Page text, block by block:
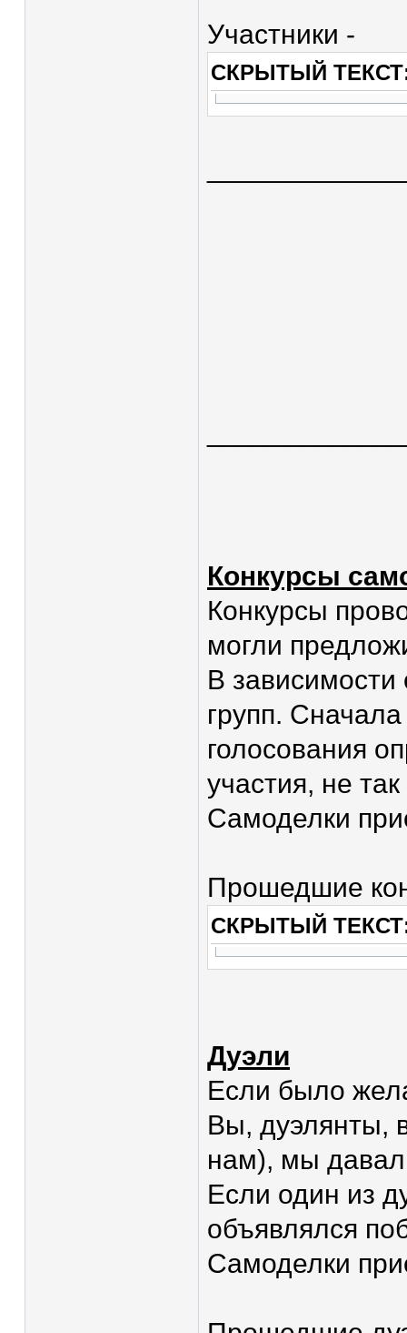
Участники -
СКРЫТЫЙ
Конкурсы
Конкурсы
могли
В зависимости
групп.
голосования
участия, не
Самоделки
Прошедшие
СКРЫТЫЙ
Дуэли
Если было
Вы, дуэлянты,
нам), мы
Если один из
объявлялся
Самоделки